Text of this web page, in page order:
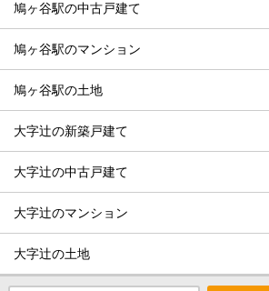
鳩ヶ谷駅の中古戸建て
鳩ヶ谷駅のマンション
鳩ヶ谷駅の土地
大字辻の新築戸建て
大字辻の中古戸建て
大字辻のマンション
大字辻の土地